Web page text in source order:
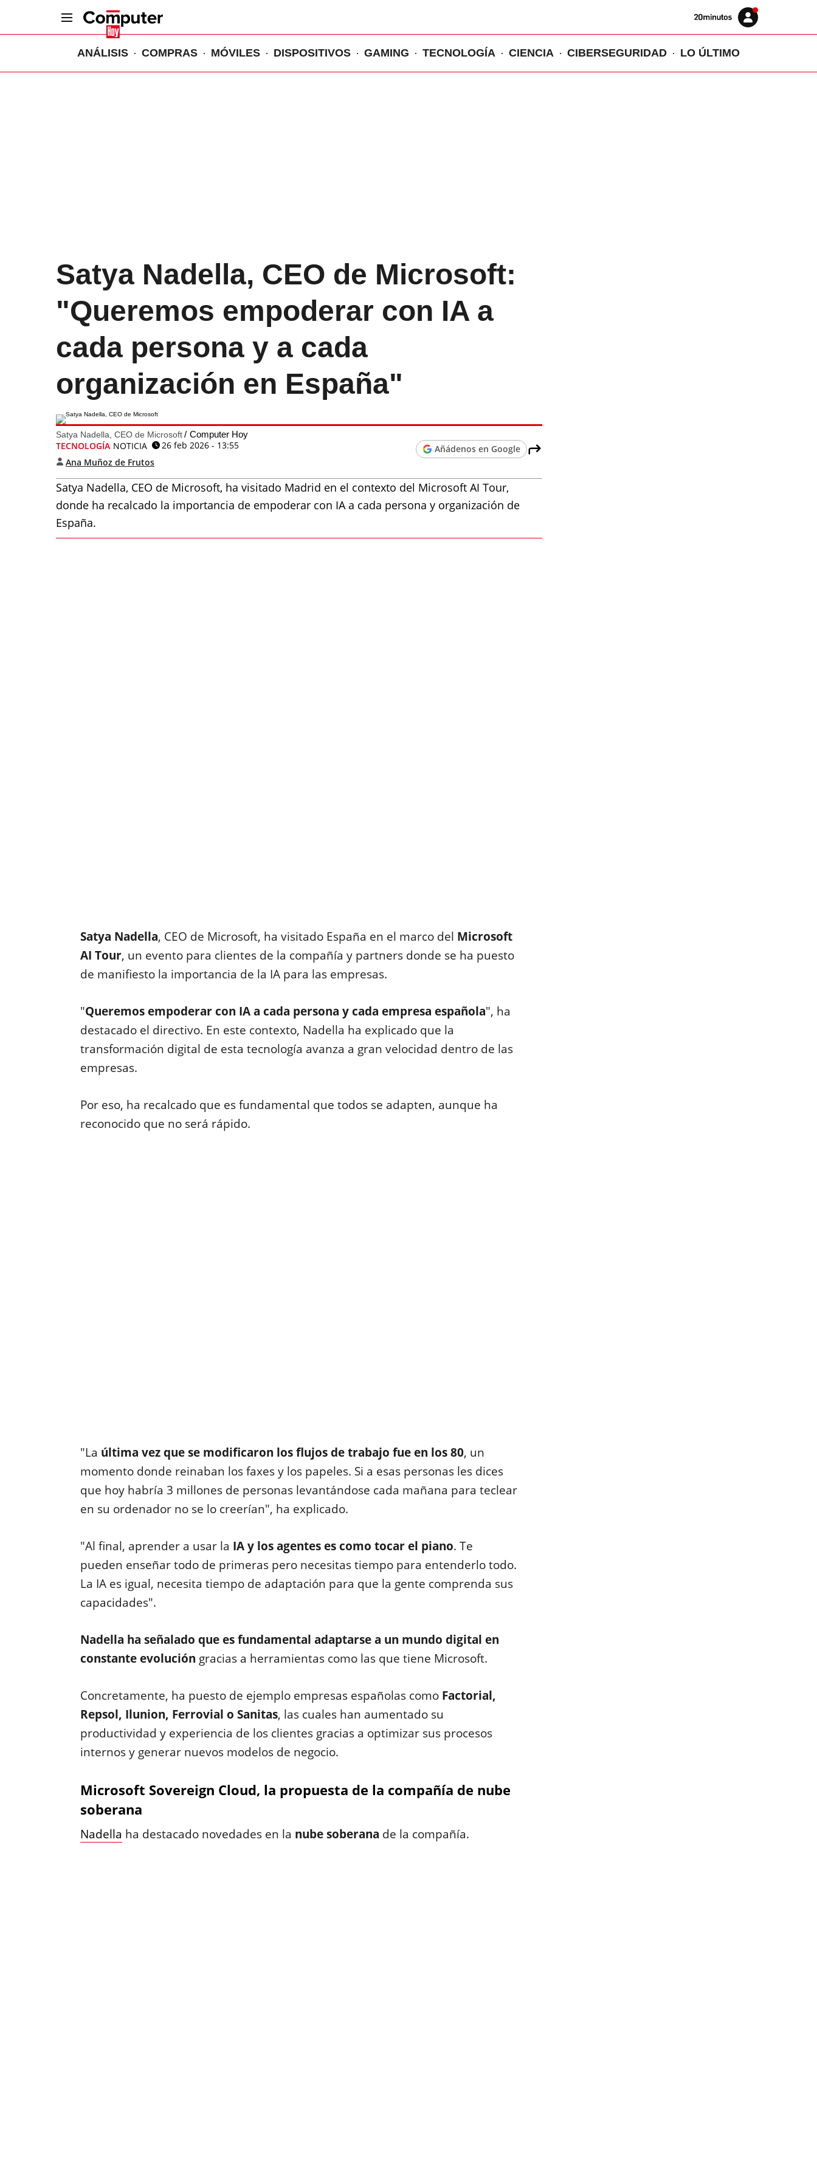
Volver
Iniciar
sesión
ANÁLISIS COMPRAS MÓVILES DISPOSITIVOS GAMING TECNOLOGÍA CIENCIA CIBERSEGURIDAD LO ÚLTIMO
Satya Nadella, CEO de Microsoft:
"Queremos empoderar con IA a
cada persona y a cada
organización en España"
Satya Nadella, CEO de Microsoft Computer Hoy
TECNOLOGÍA NOTICIA
26 feb 2026 - 13:55
Ana Muñoz de Frutos
Añádenos en Google
Satya Nadella, CEO de Microsoft, ha visitado Madrid en el contexto del Microsoft AI Tour,
donde ha recalcado la importancia de empoderar con IA a cada persona y organización de
España.
Satya Nadella, CEO de Microsoft, ha visitado España en el marco del Microsoft
AI Tour, un evento para clientes de la compañía y partners donde se ha puesto
de manifiesto la importancia de la IA para las empresas.
"Queremos empoderar con IA a cada persona y cada empresa española", ha
destacado el directivo. En este contexto, Nadella ha explicado que la
transformación digital de esta tecnología avanza a gran velocidad dentro de las
empresas.
Por eso, ha recalcado que es fundamental que todos se adapten, aunque ha
reconocido que no será rápido.
"La última vez que se modificaron los flujos de trabajo fue en los 80, un
momento donde reinaban los faxes y los papeles. Si a esas personas les dices
que hoy habría 3 millones de personas levantándose cada mañana para teclear
en su ordenador no se lo creerían", ha explicado.
"Al final, aprender a usar la IA y los agentes es como tocar el piano. Te
pueden enseñar todo de primeras pero necesitas tiempo para entenderlo todo.
La IA es igual, necesita tiempo de adaptación para que la gente comprenda sus
capacidades".
Nadella ha señalado que es fundamental adaptarse a un mundo digital en
constante evolución gracias a herramientas como las que tiene Microsoft.
Concretamente, ha puesto de ejemplo empresas españolas como Factorial,
Repsol, Ilunion, Ferrovial o Sanitas, las cuales han aumentado su
productividad y experiencia de los clientes gracias a optimizar sus procesos
internos y generar nuevos modelos de negocio.
Microsoft Sovereign Cloud, la propuesta de la compañía de nube
soberana
Nadella ha destacado novedades en la nube soberana de la compañía.